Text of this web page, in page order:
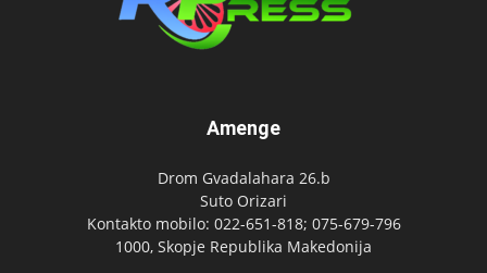
Amenge
Drom Gvadalahara 26.b
Suto Orizari
Kontakto mobilo: 022-651-818; 075-679-796
1000, Skopje Republika Makedonija